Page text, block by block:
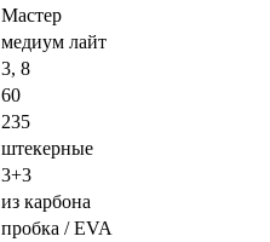
Мастер
медиум лайт
3, 8
60
235
штекерные
3+3
из карбона
пробка / EVA